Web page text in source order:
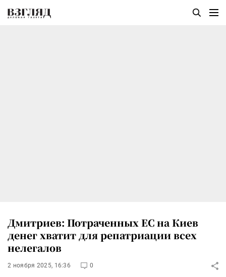
Дмитриев: Потраченных ЕС на Киев
денег хватит для репатриации всех
нелегалов
2 ноября 2025, 16:36 0